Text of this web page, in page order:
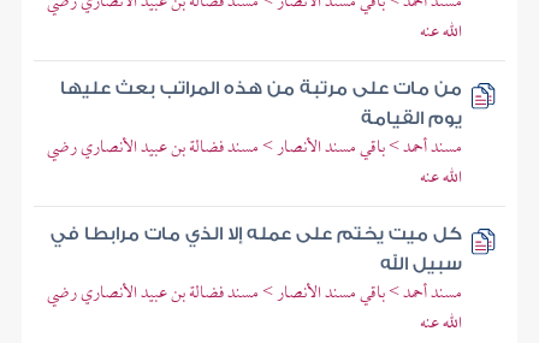
الله عنه
من مات على مرتبة من هذه المراتب بعث عليها
يوم القيامة
مسند أحمد > باقي مسند الأنصار > مسند فضالة بن عبيد الأنصاري رضي
الله عنه
كل ميت يختم على عمله إلا الذي مات مرابطا في
سبيل الله
مسند أحمد > باقي مسند الأنصار > مسند فضالة بن عبيد الأنصاري رضي
الله عنه